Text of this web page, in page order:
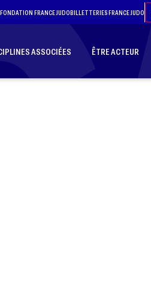
FONDATION FRANCE JUDOBILLETTERIES FRANCE JUDO
ASSOCIÉES ÊTRE ACTEUR